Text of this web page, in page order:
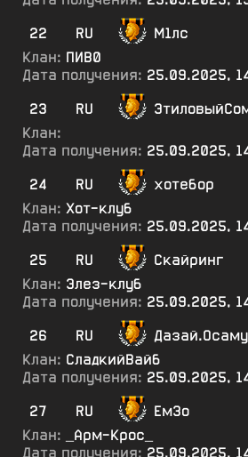
22
RU
М1лс
Клан: ПИВ0
Дата получения: 25.09.2025,
23
RU
Клан:
Дата получения: 25.09.2025,
24
RU
хотебор
Клан: Хот-клуб
Дата получения: 25.09.2025,
25
RU
Скайринг
Клан: Элез-клуб
Дата получения: 25.09.2025,
26
RU
Дазай.Осаму
Клан: СладкийВайб
Дата получения: 25.09.2025,
27
RU
ЕмЗо
Клан:
_Арм-Крос_
Дата получения: 25.09.2025,